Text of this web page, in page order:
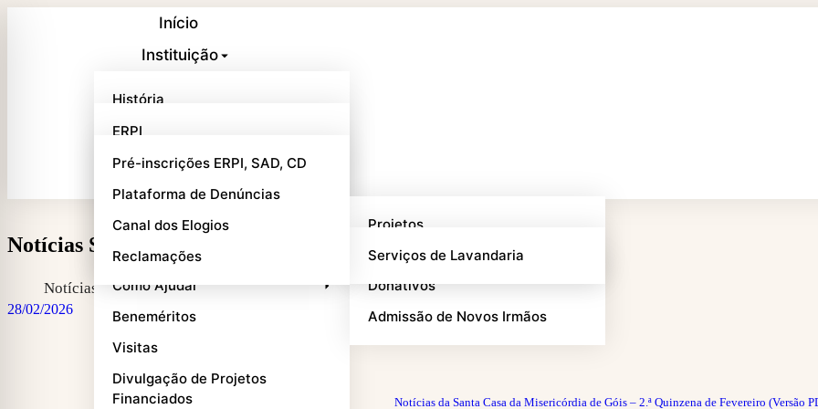
Início
Instituição
História
Quem Somos
Missão, Visão e Valores
Mensagem da Provedora
Órgãos Sociais
Património
Como Ajudar
Donativos
Admissão de Novos Irmãos
Beneméritos
Visitas
Divulgação de Projetos
Financiados
ERPI
SAD
CD
Projetos e Parcerias
Projetos
Parcerias
Outros Serviços Serviços de Lavandaria
Pré-inscrições ERPI, SAD, CD
Plataforma de Denúncias
Canal dos Elogios
Reclamações
Notícias SCM Góis | 2.ª Quinzena de Fevereiro
Notícias
28/02/2026
Notícias da Santa Casa da Misericórdia de Góis – 2.ª Quinzena de Fevereiro (Versão